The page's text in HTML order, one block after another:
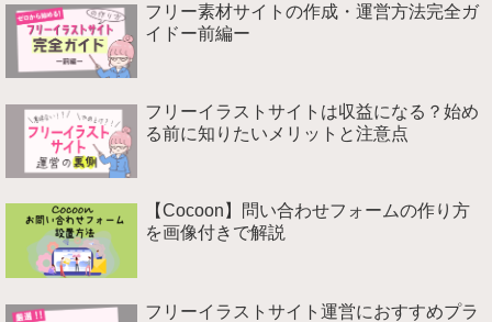
フリー素材サイトの作成・運営方法完全ガ
イドー前編ー
フリーイラストサイトは収益になる？始め
る前に知りたいメリットと注意点
【Cocoon】問い合わせフォームの作り方
を画像付きで解説
フリーイラストサイト運営におすすめプラ